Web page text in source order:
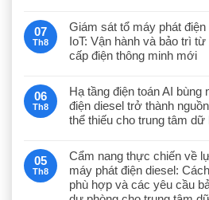
07
Th8
Giám sát tổ máy phát
IoT: Vận hành và bảo trì
cấp điện thông minh mới
06
Th8
Hạ tầng điện toán AI bùng
điện diesel trở thành
thể thiếu cho trung tâm dữ
05
Th8
Cẩm nang thực chiến về
máy phát điện diesel:
phù hợp và các yêu cầu